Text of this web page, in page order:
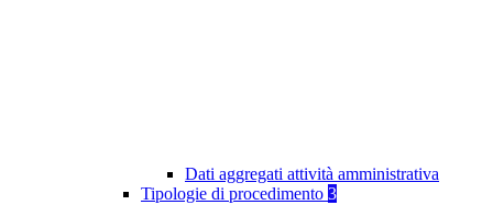
Dati aggregati attività amministrativa
Tipologie di procedimento 3